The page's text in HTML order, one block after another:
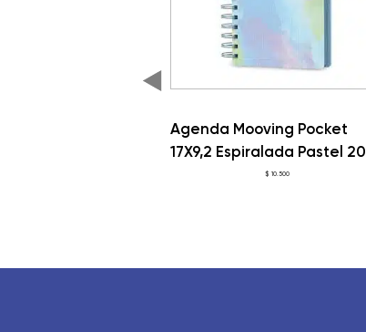
Agenda Mooving Pocket
17X9,2 Ecuadernada Pastel